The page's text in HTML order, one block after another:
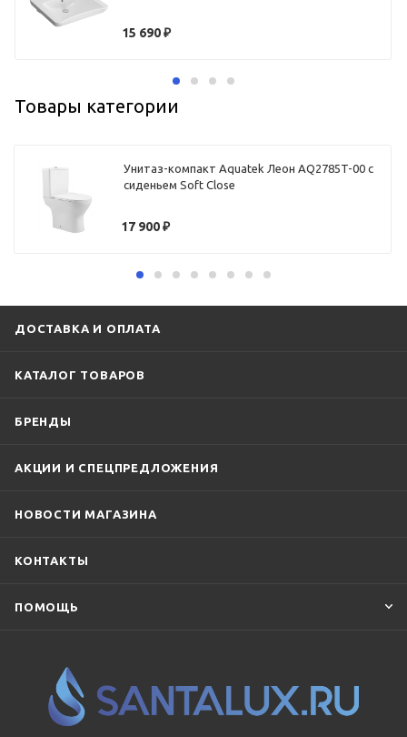
15 690₽
Товары категории
Унитаз-компакт Aquatek Леон AQ2785T-00 с
сиденьем Soft Close
17 900₽
ДОСТАВКА И ОПЛАТА
КАТАЛОГ ТОВАРОВ
БРЕНДЫ
АКЦИИ И СПЕЦПРЕДЛОЖЕНИЯ
НОВОСТИ МАГАЗИНА
КОНТАКТЫ
ПОМОЩЬ